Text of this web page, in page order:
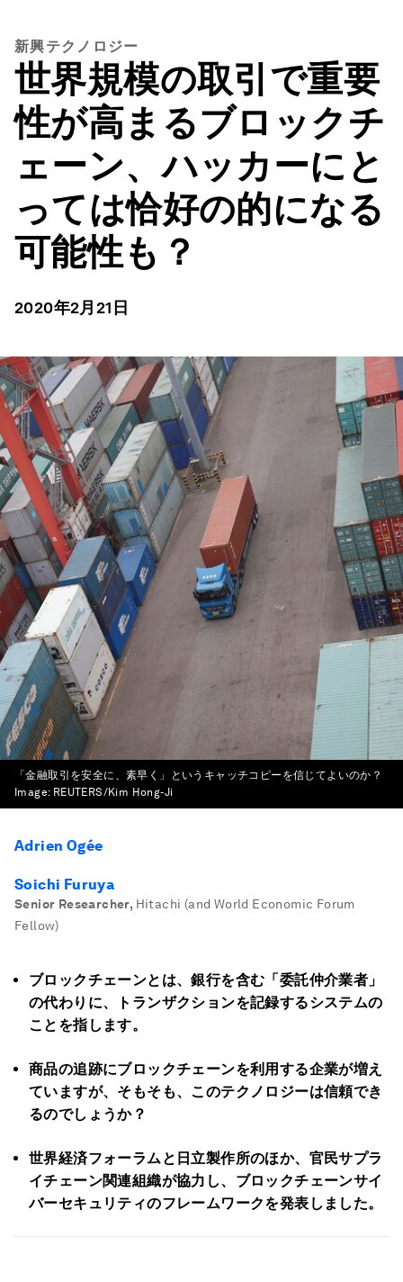
新興テクノロジー
世界規模の取引で重要
性が高まるブロックチ
ェーン、ハッカーにと
っては恰好の的になる
可能性も？
2020年2月21日
「金融取引を安全に、素早く」というキャッチコピーを信じてよいのか？
Image: REUTERS/Kim Hong-Ji
Adrien Ogée
Soichi Furuya
Senior Researcher, Hitachi (and World Economic Forum
Fellow)
ブロックチェーンとは、銀行を含む「委託仲介業者」
の代わりに、トランザクションを記録するシステムの
ことを指します。
商品の追跡にブロックチェーンを利用する企業が増え
ていますが、そもそも、このテクノロジーは信頼でき
るのでしょうか？
世界経済フォーラムと日立製作所のほか、官民サプラ
イチェーン関連組織が協力し、ブロックチェーンサイ
バーセキュリティのフレームワークを発表しました。